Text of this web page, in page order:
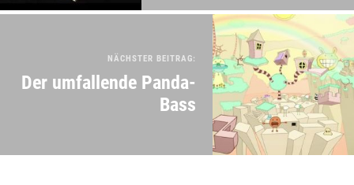
NÄCHSTER BEITRAG:
Der umfallende Panda-
Bass